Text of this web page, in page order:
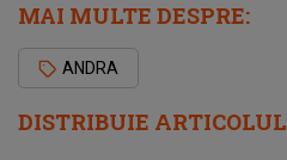
DISTRIBUIE ARTICOLUL
MAI MULTE DESPRE:
ANDRA